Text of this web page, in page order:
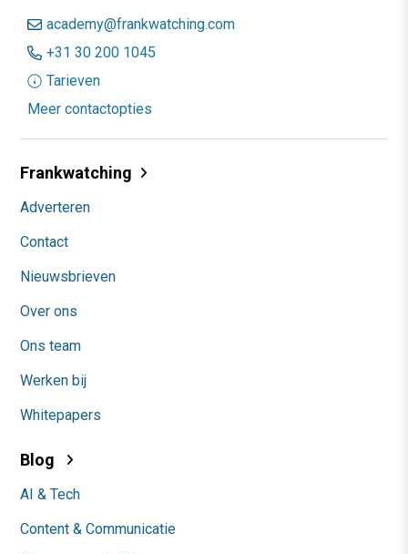
academy@frankwatching.com
+31 30 200 1045
Tarieven
Meer contactopties
Frankwatching
Adverteren
Contact
Nieuwsbrieven
Over ons
Ons team
Werken bij
Whitepapers
Blog
AI & Tech
Content & Communicatie